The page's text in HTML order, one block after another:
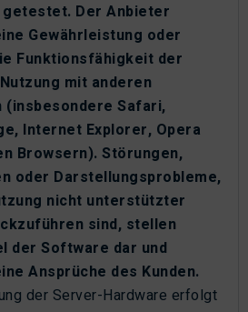
getestet. Der Anbieter
Gewährleistung oder
Funktionsfähigkeit der
mit anderen
(insbesondere Safari,
Internet Explorer, Opera
Browsern). Störungen,
oder Darstellungsprobleme,
nicht unterstützter
sind, stellen
der Software dar und
Ansprüche des Kunden.
der Server-Hardware erfolgt